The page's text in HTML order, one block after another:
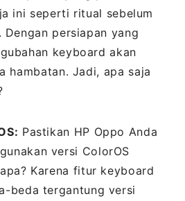
ini seperti ritual sebelum
persiapan yang
keyboard akan
hambatan. Jadi, apa saja
Pastikan HP Oppo Anda
versi ColorOS
Karena fitur keyboard
beda tergantung versi